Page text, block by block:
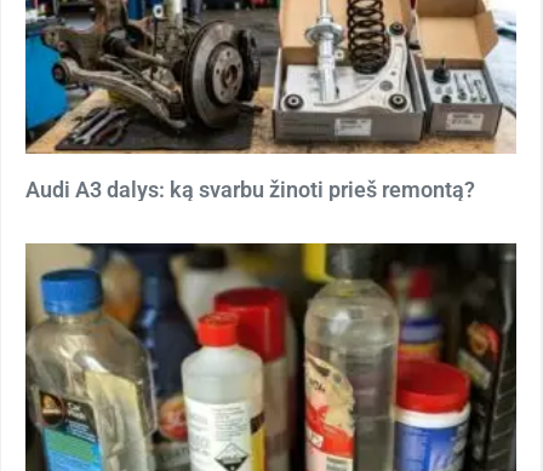
Audi A3 dalys: ką svarbu žinoti prieš remontą?